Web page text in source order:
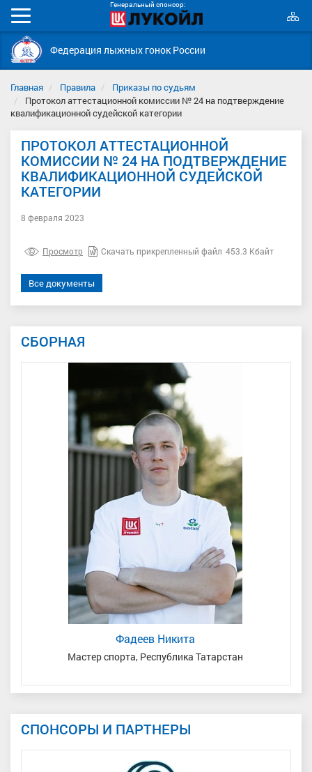
Генеральный спонсор:
Мобильное
меню
Федерация лыжных гонок России
Главная Правила
Приказы по судьям
Протокол аттестационной комиссии № 24 на подтверждение
квалификационной судейской категории
ПРОТОКОЛ АТТЕСТАЦИОННОЙ
КОМИССИИ № 24 НА ПОДТВЕРЖДЕНИЕ
КВАЛИФИКАЦИОННОЙ СУДЕЙСКОЙ
КАТЕГОРИИ
8 февраля 2023
Просмотр Скачать прикрепленный файл 453.3 Кбайт
Все документы
СБОРНАЯ
Фадеев Никита
Мастер спорта, Республика Татарстан
СПОНСОРЫ И ПАРТНЕРЫ